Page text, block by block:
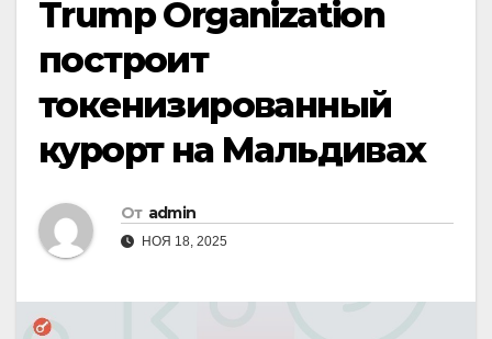
Trump Organization
построит
токенизированный
курорт на Мальдивах
От admin
НОЯ 18, 2025